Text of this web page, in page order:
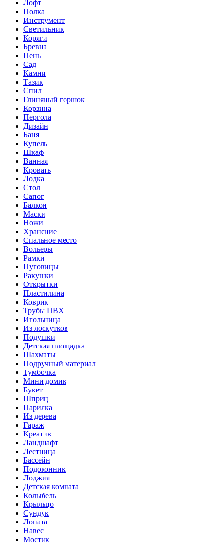
Лофт
Полка
Инструмент
Светильник
Коряги
Бревна
Пень
Сад
Камни
Тазик
Спил
Глиняный горшок
Корзина
Пергола
Дизайн
Баня
Купель
Шкаф
Ванная
Кровать
Лодка
Стол
Сапог
Балкон
Маски
Ножи
Хранение
Спальное место
Вольеры
Рамки
Пуговицы
Ракушки
Открытки
Пластилина
Коврик
Трубы ПВХ
Игольница
Из лоскутков
Подушки
Детская площадка
Шахматы
Подручный материал
Тумбочка
Мини домик
Букет
Шприц
Парилка
Из дерева
Гараж
Креатив
Ландшафт
Лестница
Бассейн
Подоконник
Лоджия
Детская комната
Колыбель
Крыльцо
Сундук
Лопата
Навес
Мостик